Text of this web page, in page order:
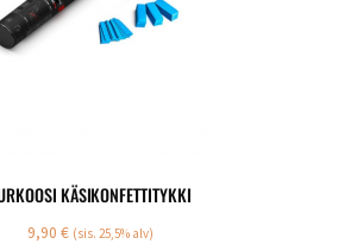
KÄSIKONFETTITYKKI
9,90 € (sis. 25,5% alv)